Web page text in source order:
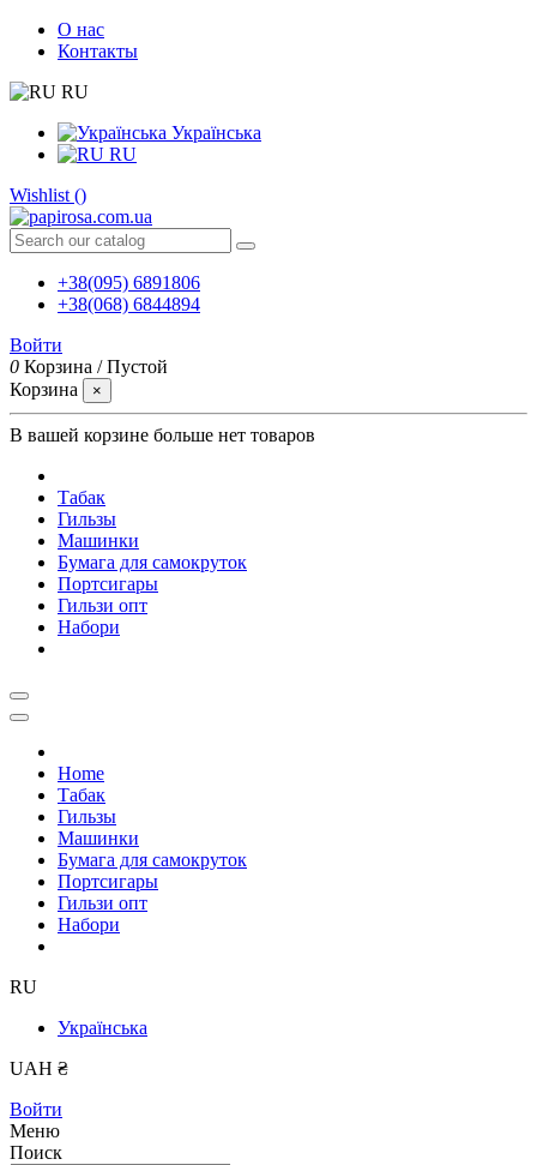
О нас
Контакты
RU
Українська
RU
Wishlist ()
+38(095) 6891806
+38(068) 6844894
Войти
0 Корзина /Пустой
Корзина
×
В вашей корзине больше нет товаров
Табак
Гильзы
Машинки
Бумага для самокруток
Портсигары
Гильзи опт
Набори
Home
Табак
Гильзы
Машинки
Бумага для самокруток
Портсигары
Гильзи опт
Набори
RU
Українська
UAH ₴
Войти
Меню
Поиск